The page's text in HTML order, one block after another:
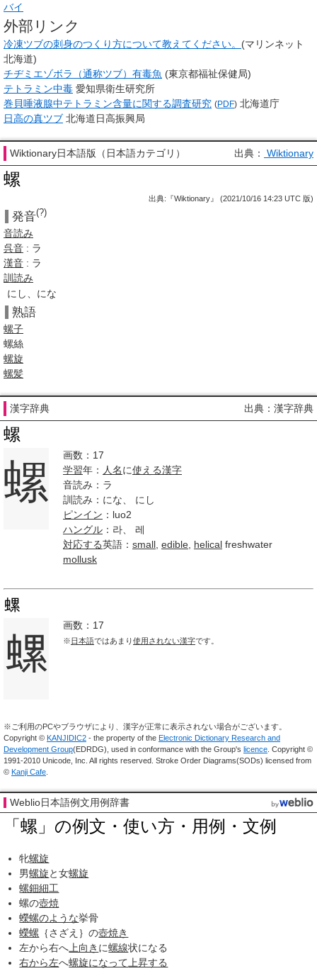
バイ
外部リンク
冷凍ツブの刺身のつくり方について教えてください。 (マリンネット
北海道)
チヂミエゾボラ（通称ツブ）有毒魚 (東京都福祉保健局)
テトラミン中毒 愛知県衛生研究所
巻貝唾液腺中テトラミン含量に関する調査研究 (PDF) 北海道庁
日高の真ツブ 北海道日高振興局
Wiktionary日本語版（日本語カテゴリ） 出典： Wiktionary
螺
出典:『Wiktionary』 (2021/10/16 14:23 UTC 版)
発音(?)
音読み
呉音 : ラ
漢音 : ラ
訓読み
にし、にな
熟語
螺子
螺絲
螺旋
螺髪
漢字辞典 出典：漢字辞典
螺
螺
画数：17
学習年： 人名に使える漢字
音読み：ラ
訓読み：にな、 にし
ピンイン ：luo2
ハングル ：라、 레
対応する英語： small edible helical freshwater
mollusk
螺
螺
画数：17
※日本語ではあまり使用されない漢字です。
※ご利用のPCやブラウザにより、漢字が正常に表示されない場合がございます。
Copyright © KANJIDIC2 - the property of the Electronic Dictionary Research and
Development Group(EDRDG), used in conformance with the Group's licence . Copyright ©
1991-2010 Unicode, Inc. All rights reserved. Stroke Order Diagrams(SODs) licensed from
© Kanji Cafe
Weblio日本語例文用例辞書
「螺」の例文・使い方・用例・文例
牝螺旋
男螺旋と女螺旋
螺鈿細工
螺の壺焼
蠑螺のような挙骨
蠑螺 ｛さざえ｝の壺焼き
左から右へ 上向き に螺線状になる
右から左へ螺旋になって 上昇する